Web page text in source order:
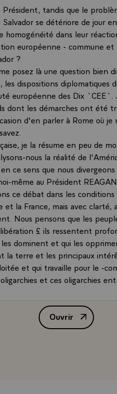
tandis que le
se détériore de jour
homogénéité dans leur
européenne - commune
?
posez là une question bien
dispositions diplomatiques
européenne des Dix `CEE`.
dont les démarches ont été
d'en parler à Rome où je
je la résume en peu de
nous la réalité de
ce sens que nous
même au Président
ce débat dans les conditions
et la France, mais avec clarté,
Nous pensons que les
£ ils ressentent
dominent et qui les
la terre et les principaux
et qui travaille pour le -
et ces oligarchies
un besoin d'affirmation sociale,
est ennemi de cette
que nous avons nous-
Ouvrir
Interview de M.